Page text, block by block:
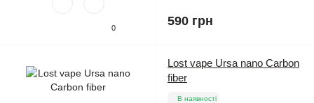
0 590 грн
Lost vape Ursa nano Carbon
fiber
В наявності